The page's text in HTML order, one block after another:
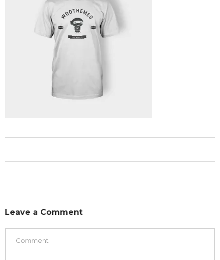
Leave a Comment